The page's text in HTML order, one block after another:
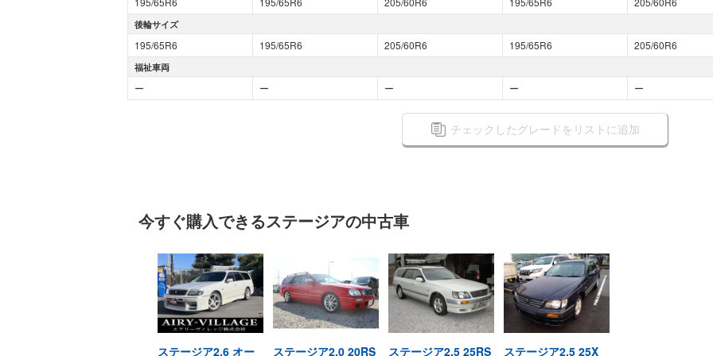
後輪サイズ
195/65R6 195/65R6 205/60R6 195/65R6 205/60R6
福祉車両
ー ー ー ー ー
チェックしたグレードをリストに追加
今すぐ購入できるステージアの中古車
ステージア2.6 オー ステージア2.0 20RS ステージア2.5 25RS ステージア2.5 25X